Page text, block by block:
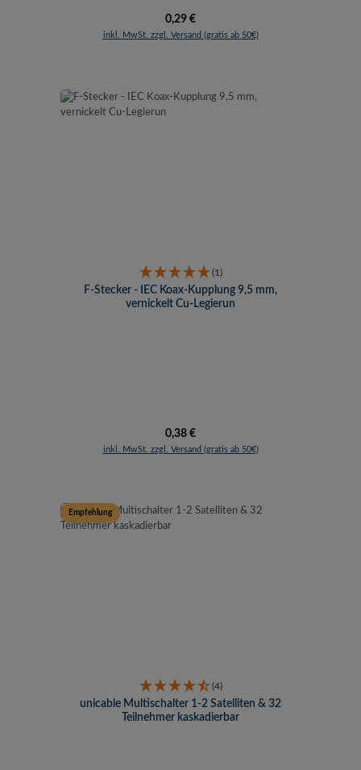
Regulärer Preis:
0,29 €
inkl. MwSt. zzgl. Versand (gratis ab 50€)
(1)
F-Stecker - IEC Koax-Kupplung 9,5 mm,
vernickelt Cu-Legierun
Regulärer Preis:
0,38 €
inkl. MwSt. zzgl. Versand (gratis ab 50€)
Empfehlung
(4)
unicable Multischalter 1-2 Satelliten & 32
Teilnehmer kaskadierbar